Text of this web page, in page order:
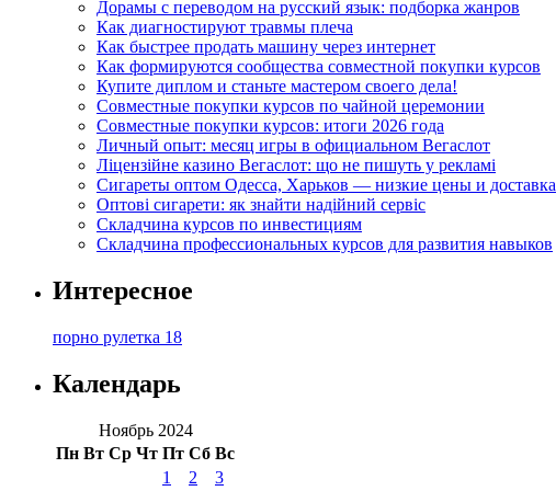
Дорамы с переводом на русский язык: подборка жанров
Как диагностируют травмы плеча
Как быстрее продать машину через интернет
Как формируются сообщества совместной покупки курсов
Купите диплом и станьте мастером своего дела!
Совместные покупки курсов по чайной церемонии
Совместные покупки курсов: итоги 2026 года
Личный опыт: месяц игры в официальном Вегаслот
Ліцензійне казино Вегаслот: що не пишуть у рекламі
Сигареты оптом Одесса, Харьков — низкие цены и доставка
Оптові сигарети: як знайти надійний сервіс
Складчина курсов по инвестициям
Складчина профессиональных курсов для развития навыков
Интересное
порно рулетка 18
Календарь
Ноябрь 2024
Пн Вт Ср Чт Пт Сб Вс
1
2 3